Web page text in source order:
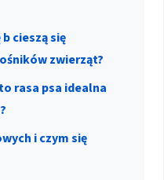
cieszą się
zwierząt?
rasa psa idealna
i czym się